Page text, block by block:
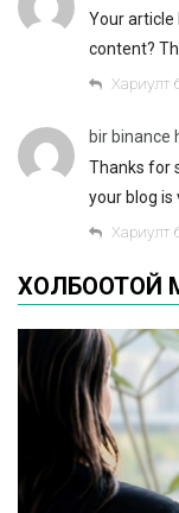
Your article
content?
Хариулт
bir binance
Thanks for
your blog is
Хариулт
ХОЛБООТОЙ